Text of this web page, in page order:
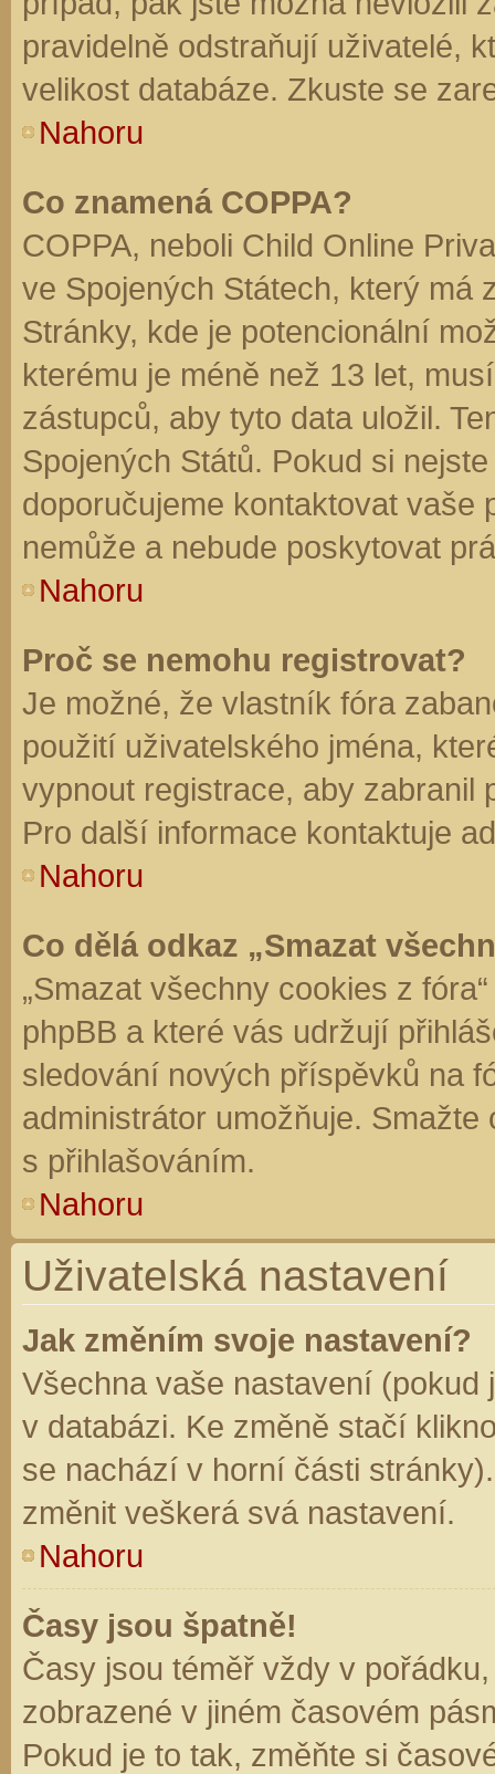
pravidelně odstraňují uživatelé,
velikost databáze. Zkuste se
Nahoru
Co znamená COPPA?
COPPA, neboli Child Online
ve Spojených Státech, který má
Stránky, kde je potencionální
kterému je méně než 13 let,
zástupců, aby tyto data uložil.
Spojených Států. Pokud si
doporučujeme kontaktovat vaše
nemůže a nebude poskytovat
Nahoru
Proč se nemohu registrovat?
Je možné, že vlastník fóra
použití uživatelského jména,
vypnout registrace, aby zabranil
Pro další informace kontaktuje
Nahoru
Co dělá odkaz „Smazat
„Smazat všechny cookies z
phpBB a které vás udržují
sledování nových příspěvků na
administrátor umožňuje.
s přihlašováním.
Nahoru
Uživatelská nastavení
Jak změním svoje nastavení?
Všechna vaše nastavení (pokud
v databázi. Ke změně stačí
se nachází v horní části
změnit veškerá svá nastavení.
Nahoru
Časy jsou špatně!
Časy jsou téměř vždy v
zobrazené v jiném časovém
Pokud je to tak, změňte si